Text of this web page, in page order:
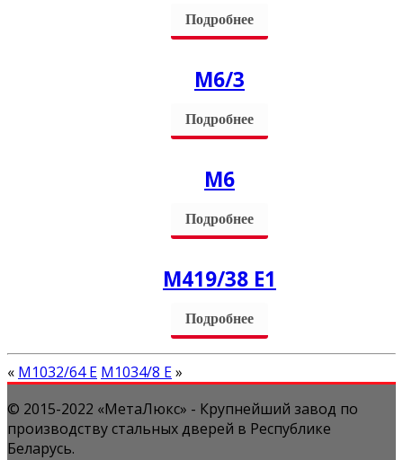
Подробнее
М6/3
Подробнее
М6
Подробнее
M419/38 Е1
Подробнее
« М1032/64 Е М1034/8 Е»
© 2015-2022 «МетаЛюкс» - Крупнейший завод по
производству стальных дверей в Республике
Беларусь.